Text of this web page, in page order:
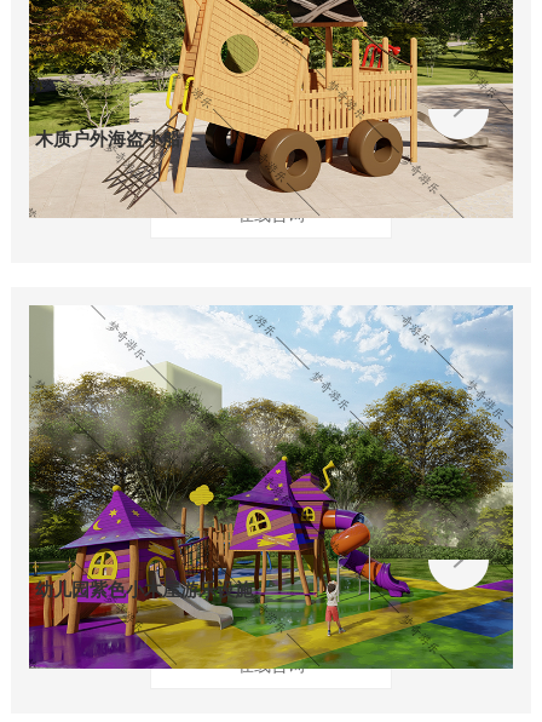
木质户外海盗小船
在线咨询
幼儿园紫色小木屋游乐设施
在线咨询